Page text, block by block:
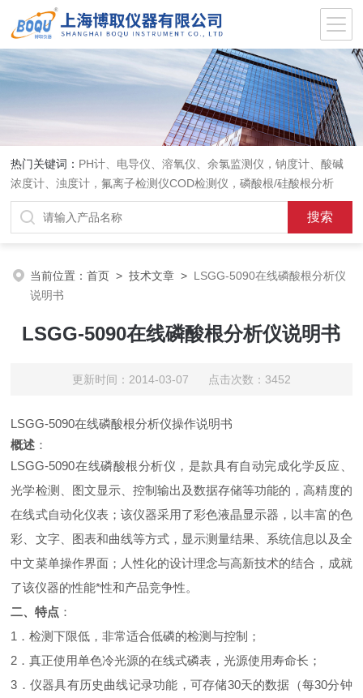
热门关键词： PH计、电导仪、溶氧仪、余氯监测仪，钠度计、酸碱
浓度计、浊度计，氟离子检测仪COD检测仪，磷酸根/硅酸根分析
仪，PH电极、溶氧电极、电导电极
当前位置：首页 >技术文章 > LSGG-5090在线磷酸根分析仪
说明书
LSGG-5090在线磷酸根分析仪说明书
更新时间：2014-03-07 点击次数：3452
LSGG-5090在线磷酸根分析仪操作说明书
概述 ：
LSGG-5090在线磷酸根分析仪，是款具有自动完成化学反应、
光学检测、图文显示、控制输出及数据存储等功能的，高精度的
在线式自动化仪表；该仪器采用了彩色液晶显示器，以丰富的色
彩、文字、图表和曲线等方式，显示测量结果、系统信息以及全
中文菜单操作界面；人性化的设计理念与高新技术的结合，成就
了该仪器的性能*性和产品竞争性。
二、特点 ：
1．检测下限低，非常适合低磷的检测与控制；
2．真正使用单色冷光源的在线式磷表，光源使用寿命长；
3．仪器具有历史曲线记录功能，可存储30天的数据（每30分钟